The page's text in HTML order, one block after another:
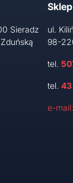
Sieradz
ul.
98-
tel.
tel.43
e-